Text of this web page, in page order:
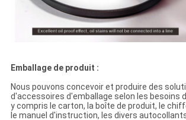
Emballage de produit :
Nous pouvons concevoir et produire des
d'accessoires d'emballage selon les besoins
y compris le carton, la boîte de produit, le
le manuel d'instruction, les divers